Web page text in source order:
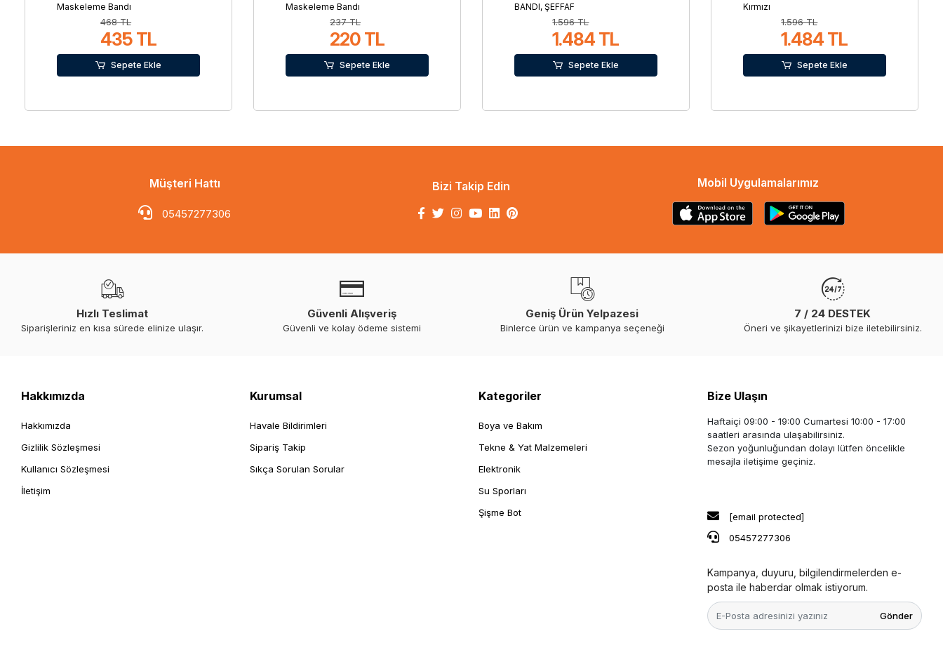
Maskeleme Bandı
468 TL
435 TL
Sepete Ekle
Maskeleme Bandı
237 TL
220 TL
Sepete Ekle
BANDI, ŞEFFAF
1.596 TL
1.484 TL
Sepete Ekle
Kırmızı
1.596 TL
1.484 TL
Sepete Ekle
Müşteri Hattı
05457277306
Bizi Takip Edin Mobil Uygulamalarımız
Hızlı Teslimat
Siparişleriniz en kısa sürede elinize ulaşır.
Güvenli Alışveriş
Güvenli ve kolay ödeme sistemi
Geniş Ürün Yelpazesi
Binlerce ürün ve kampanya seçeneği
7 / 24 DESTEK
Öneri ve şikayetlerinizi bize iletebilirsiniz.
Hakkımızda
Hakkımızda
Gizlilik Sözleşmesi
Kullanıcı Sözleşmesi
İletişim
Kurumsal
Havale Bildirimleri
Sipariş Takip
Sıkça Sorulan Sorular
Kategoriler
Boya ve Bakım
Tekne & Yat Malzemeleri
Elektronik
Su Sporları
Şişme Bot
Bize Ulaşın
Haftaiçi 09:00 - 19:00 Cumartesi 10:00 - 17:00
saatleri arasında ulaşabilirsiniz.
Sezon yoğunluğundan dolayı lütfen öncelikle
mesajla iletişime geçiniz.
[email protected]
05457277306
Kampanya, duyuru, bilgilendirmelerden e-
posta ile haberdar olmak istiyorum.
Gönder